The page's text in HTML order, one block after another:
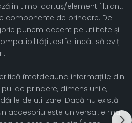
în timp: cartuș/element filtrant,
componente de prindere. De
punem accent pe utilitate și
astfel încât să eviți
întotdeauna informațiile din
de prindere, dimensiunile,
de utilizare. Dacă nu există
accesoriu este universal, e mai